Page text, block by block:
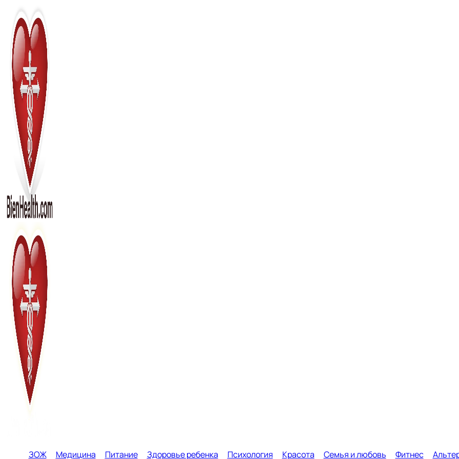
Перейти
содержимому
ЗОЖ Медицина Питание Здоровье ребенка Психология Красота Семья и любовь Фитнес